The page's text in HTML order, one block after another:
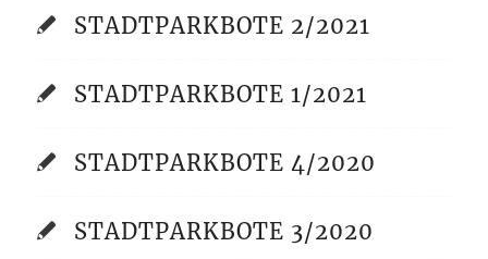
STADTPARKBOTE 2/2021
STADTPARKBOTE 1/2021
STADTPARKBOTE 4/2020
STADTPARKBOTE 3/2020